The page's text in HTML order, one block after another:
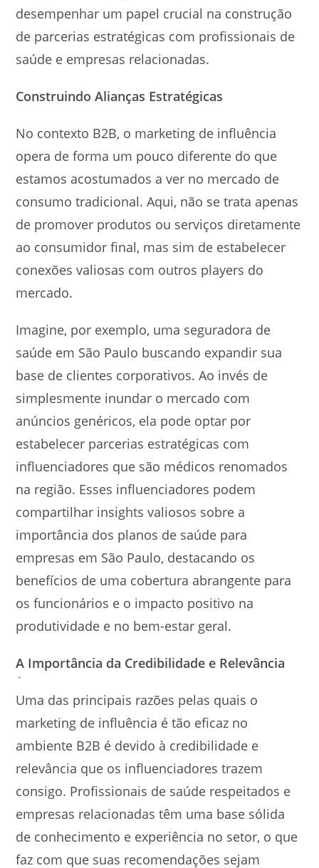
desempenhar um papel crucial na construção
de parcerias estratégicas com profissionais de
saúde e empresas relacionadas.
Construindo Alianças Estratégicas
No contexto B2B, o marketing de influência
opera de forma um pouco diferente do que
estamos acostumados a ver no mercado de
consumo tradicional. Aqui, não se trata apenas
de promover produtos ou serviços diretamente
ao consumidor final, mas sim de estabelecer
conexões valiosas com outros players do
mercado.
Imagine, por exemplo, uma seguradora de
saúde em São Paulo buscando expandir sua
base de clientes corporativos. Ao invés de
simplesmente inundar o mercado com
anúncios genéricos, ela pode optar por
estabelecer parcerias estratégicas com
influenciadores que são médicos renomados
na região. Esses influenciadores podem
compartilhar insights valiosos sobre a
importância dos planos de saúde para
empresas em São Paulo, destacando os
benefícios de uma cobertura abrangente para
os funcionários e o impacto positivo na
produtividade e no bem-estar geral.
A Importância da Credibilidade e Relevância
Uma das principais razões pelas quais o
marketing de influência é tão eficaz no
ambiente B2B é devido à credibilidade e
relevância que os influenciadores trazem
consigo. Profissionais de saúde respeitados e
empresas relacionadas têm uma base sólida
de conhecimento e experiência no setor, o que
faz com que suas recomendações sejam